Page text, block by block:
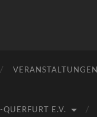
VERANSTALTUNGEN
E.V.